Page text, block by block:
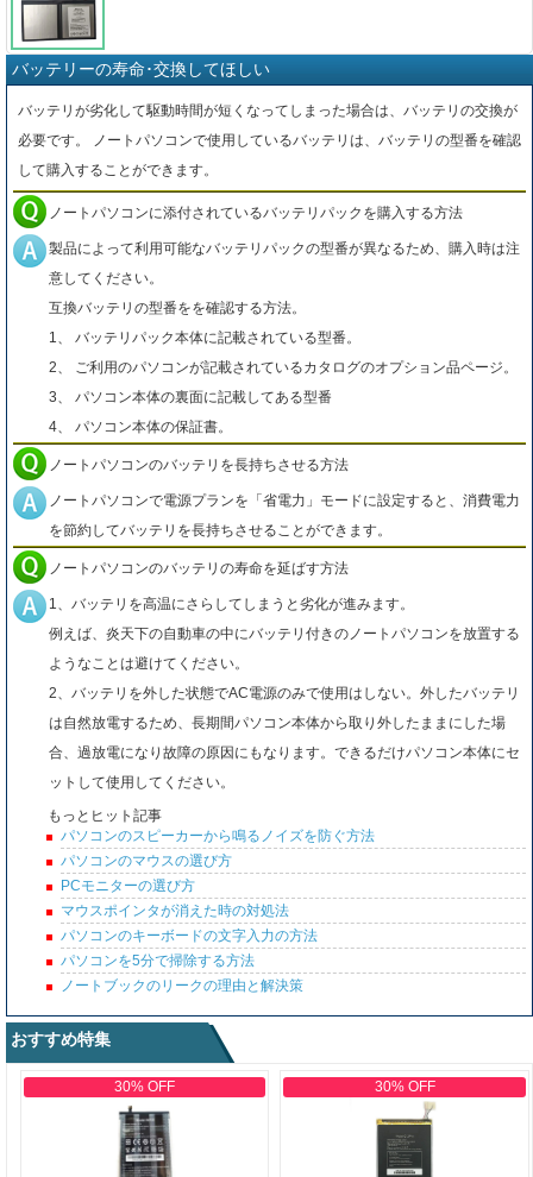
バッテリーの寿命･交換してほしい
バッテリが劣化して駆動時間が短くなってしまった場合は、バッテリの交換が
必要です。 ノートパソコンで使用しているバッテリは、バッテリの型番を確認
して購入することができます。
ノートパソコンに添付されているバッテリパックを購入する方法
製品によって利用可能なバッテリパックの型番が異なるため、購入時は注
意してください。
互換バッテリの型番をを確認する方法。
1、 バッテリパック本体に記載されている型番。
2、 ご利用のパソコンが記載されているカタログのオプション品ページ。
3、 パソコン本体の裏面に記載してある型番
4、 パソコン本体の保証書。
ノートパソコンのバッテリを長持ちさせる方法
ノートパソコンで電源プランを「省電力」モードに設定すると、消費電力
を節約してバッテリを長持ちさせることができます。
ノートパソコンのバッテリの寿命を延ばす方法
1、バッテリを高温にさらしてしまうと劣化が進みます。
例えば、炎天下の自動車の中にバッテリ付きのノートパソコンを放置する
ようなことは避けてください。
2、バッテリを外した状態でAC電源のみで使用はしない。外したバッテリ
は自然放電するため、長期間パソコン本体から取り外したままにした場
合、過放電になり故障の原因にもなります。できるだけパソコン本体にセ
ットして使用してください。
もっとヒット記事
パソコンのスピーカーから鳴るノイズを防ぐ方法
パソコンのマウスの選び方
PCモニターの選び方
マウスポインタが消えた時の対処法
パソコンのキーボードの文字入力の方法
パソコンを5分で掃除する方法
ノートブックのリークの理由と解決策
おすすめ特集
30% OFF 30% OFF